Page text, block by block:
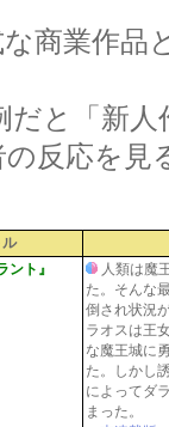
商業作品
と「新
反応を見
ント』
人類は魔
た。そんな
倒され状況
ラオスは王
な魔王城に
た。しかし
によってダ
まった。